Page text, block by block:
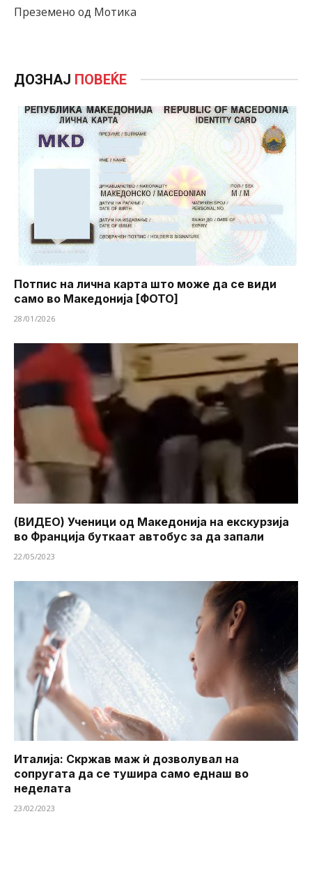
Преземено од Мотика
ДОЗНАЈ ПОВЕЌЕ
Потпис на лична карта што може да се види
само во Македонија [ФОТО]
28/01/2026
(ВИДЕО) Ученици од Македонија на екскурзија
во Франција буткаат автобус за да запали
22/05/2023
Италија: Скржав маж ѝ дозволувал на
сопругата да се тушира ​​само еднаш во
неделата
23/02/2023